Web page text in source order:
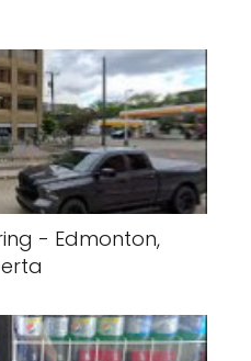
- Edmonton,